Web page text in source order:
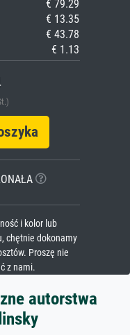
€ 79.29
€ 13.35
€ 43.78
€ 1.13
i kolor lub
chętnie dokonamy
Proszę nie
z nami.
autorstwa